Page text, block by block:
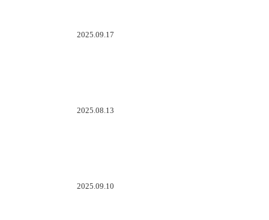
2025.09.17
2025.08.13
2025.09.10